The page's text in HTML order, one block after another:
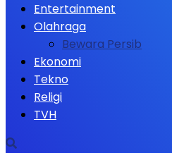
Entertainment
Olahraga
Bewara Persib
Ekonomi
Tekno
Religi
TVH